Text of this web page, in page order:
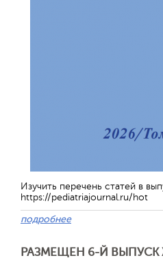
Изучить перечень статей в
https://pediatriajournal.ru/hot
подробнее
РАЗМЕЩЕН 6-Й ВЫПУСК